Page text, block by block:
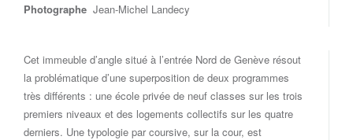
Photographe Jean-Michel Landecy
Cet immeuble d’angle situé à l’entrée Nord de Genève résout
la problématique d’une superposition de deux programmes
très différents : une école privée de neuf classes sur les trois
premiers niveaux et des logements collectifs sur les quatre
derniers. Une typologie par coursive, sur la cour, est